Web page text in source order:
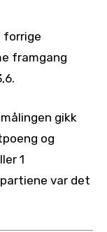
forrige
framgang
gikk
og
1
var det